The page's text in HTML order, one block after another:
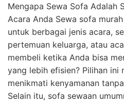
Mengapa Sewa Sofa Adalah
Acara Anda Sewa sofa
untuk berbagai jenis acara,
pertemuan keluarga, atau
membeli ketika Anda bisa
yang lebih efisien? Pilihan ini
menikmati kenyamanan
Selain itu, sofa sewaan